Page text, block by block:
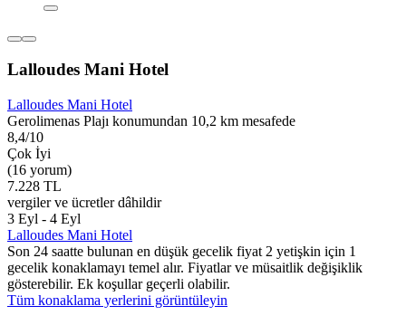
Lalloudes Mani Hotel
Lalloudes Mani Hotel
Gerolimenas Plajı konumundan 10,2 km mesafede
8,4/10
Çok İyi
(16 yorum)
7.228 TL
vergiler ve ücretler dâhildir
3 Eyl - 4 Eyl
Lalloudes Mani Hotel
Son 24 saatte bulunan en düşük gecelik fiyat 2 yetişkin için 1
gecelik konaklamayı temel alır. Fiyatlar ve müsaitlik değişiklik
gösterebilir. Ek koşullar geçerli olabilir.
Tüm konaklama yerlerini görüntüleyin